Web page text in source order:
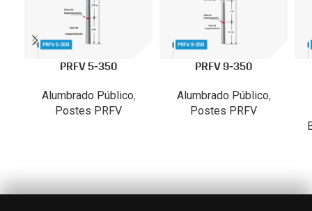
PRFV 5-350
Alumbrado Público,
Postes PRFV
PRFV 9-350
Alumbrado Público,
Postes PRFV